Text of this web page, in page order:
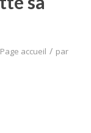
Page accueil / par